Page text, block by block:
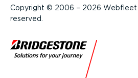
Copyright © 2006 – 2026 Webfleet
reserved.